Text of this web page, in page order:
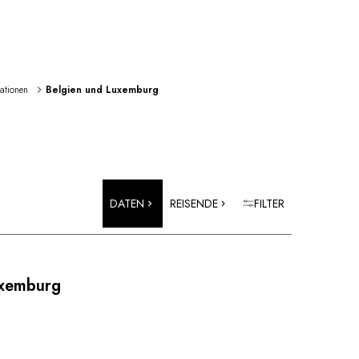
Belgien und Luxemburg
DATEN REISENDE FILTER